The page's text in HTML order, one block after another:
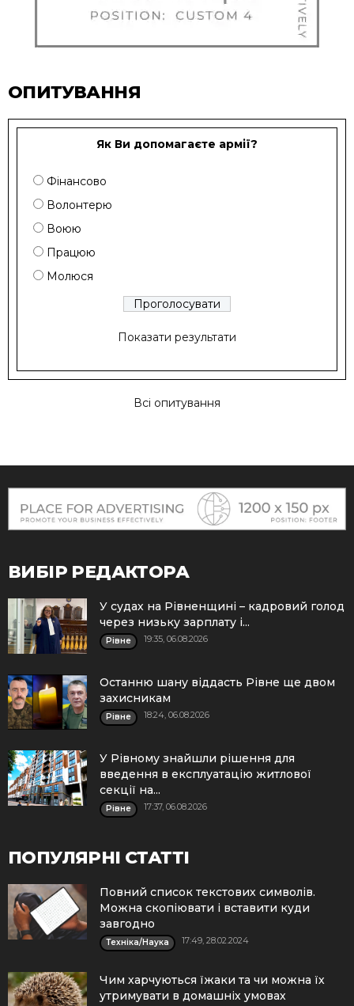
ОПИТУВАННЯ
Як Ви допомагаєте армії?
Фінансово
Волонтерю
Воюю
Працюю
Молюся
Показати результати
Всі опитування
ВИБІР РЕДАКТОРА
У судах на Рівненщині – кадровий голод
через низьку зарплату і...
Рівне 19:35, 06.08.2026
Останню шану віддасть Рівне ще двом
захисникам
Рівне 18:24, 06.08.2026
У Рівному знайшли рішення для
введення в експлуатацію житлової
секції на...
Рівне 17:37, 06.08.2026
ПОПУЛЯРНІ СТАТТІ
Повний список текстових символів.
Можна скопіювати і вставити куди
завгодно
Техніка/Наука 17:49, 28.02.2024
Чим харчуються їжаки та чи можна їх
утримувати в домашніх умовах